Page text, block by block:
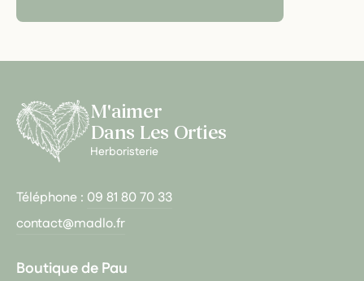
M'aimer
Dans Les Orties
Herboristerie
Téléphone : 09 81 80 70 33
contact@madlo.fr
Boutique de Pau